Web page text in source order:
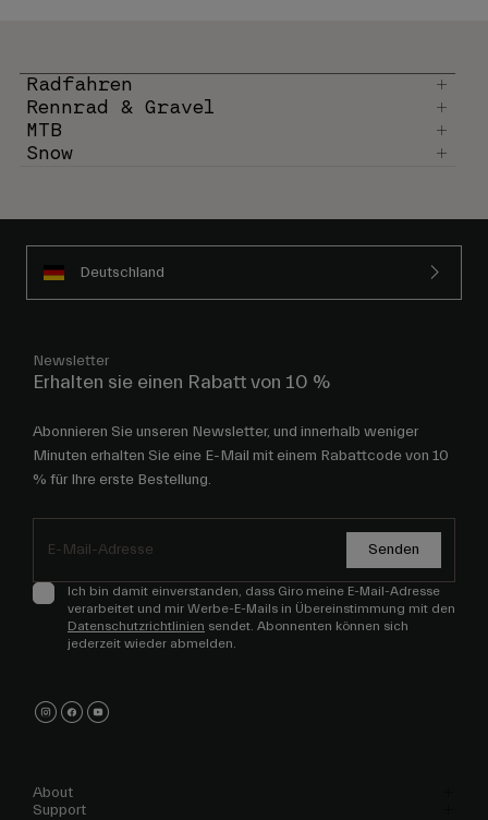
Radfahren
Rennrad & Gravel
MTB
Snow
Deutschland
Newsletter
Erhalten sie einen Rabatt von 10 %
Abonnieren Sie unseren Newsletter, und innerhalb weniger
Minuten erhalten Sie eine E-Mail mit einem Rabattcode von 10
% für Ihre erste Bestellung.
Senden
Ich bin damit einverstanden, dass Giro meine E-Mail-Adresse
verarbeitet und mir Werbe-E-Mails in Übereinstimmung mit den
Datenschutzrichtlinien sendet. Abonnenten können sich
jederzeit wieder abmelden.
About
Support